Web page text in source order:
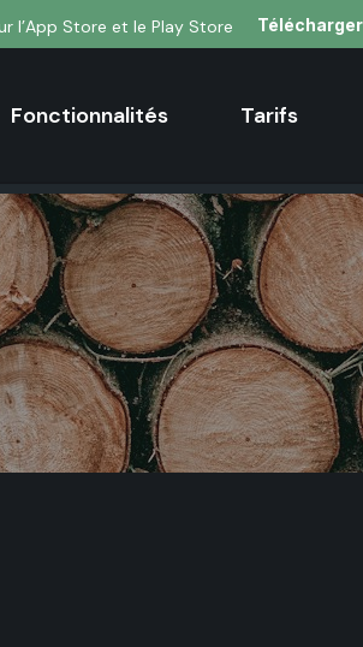
l’App Store et le Play Store Télécharger
Fonctionnalités Tarifs